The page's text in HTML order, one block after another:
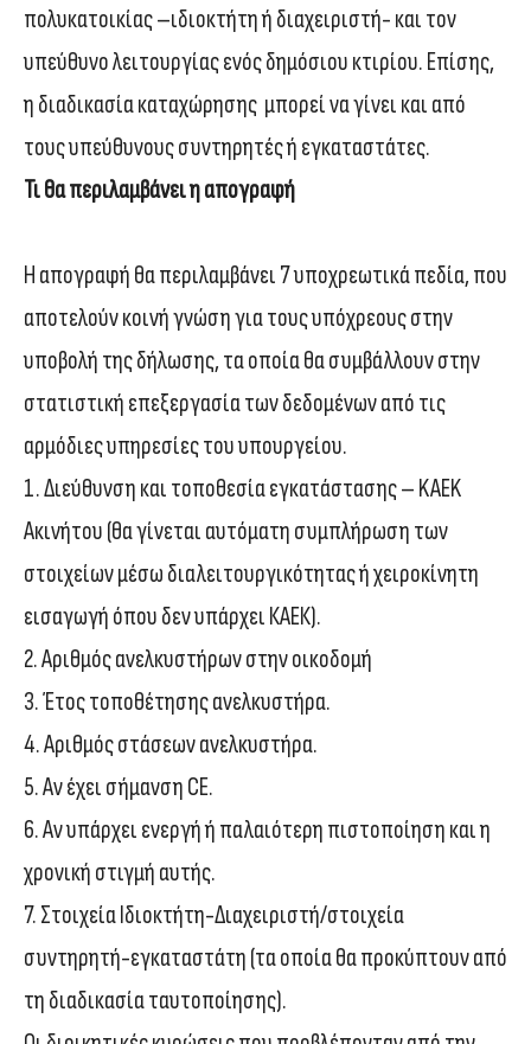
πολυκατοικίας –ιδιοκτήτη ή διαχειριστή- και τον
υπεύθυνο λειτουργίας ενός δημόσιου κτιρίου. Επίσης,
η διαδικασία καταχώρησης μπορεί να γίνει και από
τους υπεύθυνους συντηρητές ή εγκαταστάτες.
Τι θα περιλαμβάνει η απογραφή
Η απογραφή θα περιλαμβάνει 7 υποχρεωτικά πεδία, που
αποτελούν κοινή γνώση για τους υπόχρεους στην
υποβολή της δήλωσης, τα οποία θα συμβάλλουν στην
στατιστική επεξεργασία των δεδομένων από τις
αρμόδιες υπηρεσίες του υπουργείου.
1. Διεύθυνση και τοποθεσία εγκατάστασης – KAEK
Ακινήτου (θα γίνεται αυτόματη συμπλήρωση των
στοιχείων μέσω διαλειτουργικότητας ή χειροκίνητη
εισαγωγή όπου δεν υπάρχει ΚΑΕΚ).
2. Αριθμός ανελκυστήρων στην οικοδομή
3. Έτος τοποθέτησης ανελκυστήρα.
4. Αριθμός στάσεων ανελκυστήρα.
5. Αν έχει σήμανση CE.
6. Αν υπάρχει ενεργή ή παλαιότερη πιστοποίηση και η
χρονική στιγμή αυτής.
7. Στοιχεία Ιδιοκτήτη-Διαχειριστή/στοιχεία
συντηρητή-εγκαταστάτη (τα οποία θα προκύπτουν από
τη διαδικασία ταυτοποίησης).